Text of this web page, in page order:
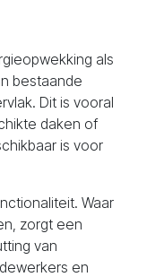
als
bestaande
Dit is vooral
daken of
is voor
Waar
zorgt een
van
en